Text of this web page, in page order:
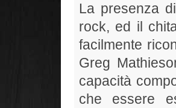
La presenza
rock, ed il
facilmente
Greg
capacità
che essere